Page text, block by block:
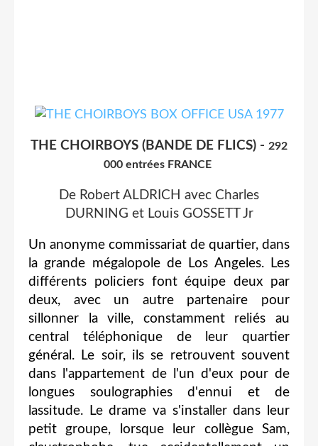
THE CHOIRBOYS (BANDE DE FLICS) - 292
000 entrées FRANCE
De Robert ALDRICH avec Charles
DURNING et Louis GOSSETT Jr
Un anonyme commissariat de quartier, dans
la grande mégalopole de Los Angeles. Les
différents policiers font équipe deux par
deux, avec un autre partenaire pour
sillonner la ville, constamment reliés au
central téléphonique de leur quartier
général. Le soir, ils se retrouvent souvent
dans l'appartement de l'un d'eux pour de
longues soulographies d'ennui et de
lassitude. Le drame va s'installer dans leur
petit groupe, lorsque leur collègue Sam,